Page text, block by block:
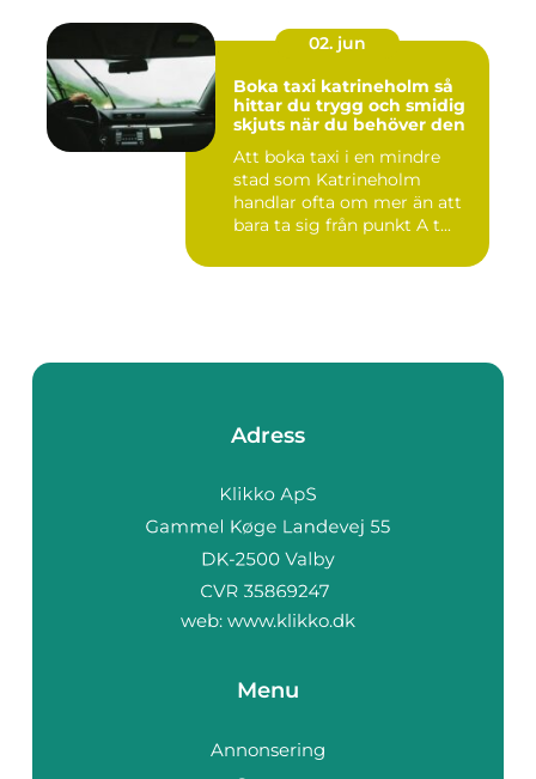
02. jun
Boka taxi katrineholm så
hittar du trygg och smidig
skjuts när du behöver den
Att boka taxi i en mindre
stad som Katrineholm
handlar ofta om mer än att
bara ta sig från punkt A t...
Adress
web: www.klikko.dk
Menu
Annonsering